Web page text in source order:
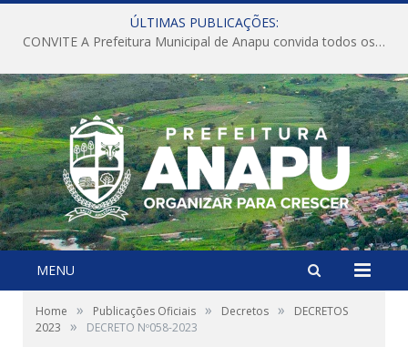
ÚLTIMAS PUBLICAÇÕES:
CONVITE A Prefeitura Municipal de Anapu convida todos os servidores públicos municipais para participarem da Audiência Pública de discussão da Lei de Diretrizes Orçamentárias (LDO), importante instrumento de planejamento das ações e investimentos da Administração Pública para o próximo exercício financeiro.
MENU
Home » Publicações Oficiais » Decretos »
DECRETOS
2023
» DECRETO Nº058-2023